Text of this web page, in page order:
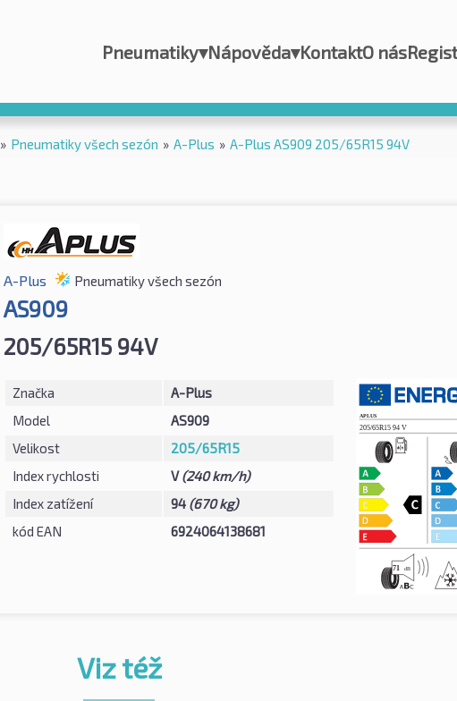
Pneumatiky▾Nápověda▾KontaktO nás
» Pneumatiky všech sezón » A-Plus » A-Plus AS909 205/65R15 94V
A-Plus Pneumatiky všech sezón
AS909
205/65R15 94V
Značka
A-Plus
Model
AS909
Velikost
205/65R15
Index rychlosti
V(240 km/h)
Index zatížení
94 (670 kg)
kód EAN
6924064138681
Viz též